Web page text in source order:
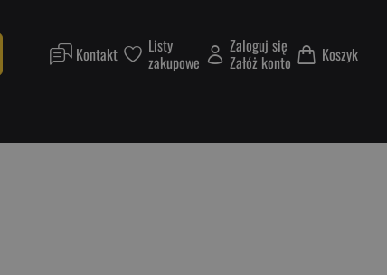
Kontakt Listy
zakupowe
Zaloguj się
Załóż konto Koszyk